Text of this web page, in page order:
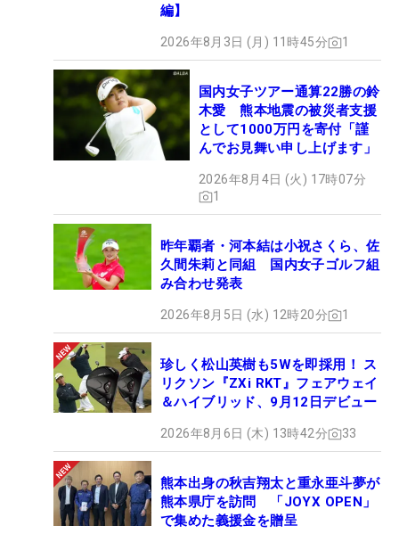
編】
2026年8月3日 (月) 11時45分 1
国内女子ツアー通算22勝の鈴
木愛 熊本地震の被災者支援
として1000万円を寄付「謹
んでお見舞い申し上げます」
2026年8月4日 (火) 17時07分
1
昨年覇者・河本結は小祝さくら、佐
久間朱莉と同組 国内女子ゴルフ組
み合わせ発表
2026年8月5日 (水) 12時20分 1
珍しく松山英樹も5Wを即採用！ ス
リクソン『ZXi RKT』フェアウェイ
＆ハイブリッド、9月12日デビュー
2026年8月6日 (木) 13時42分 33
熊本出身の秋吉翔太と重永亜斗夢が
熊本県庁を訪問 「JOYX OPEN」
で集めた義援金を贈呈